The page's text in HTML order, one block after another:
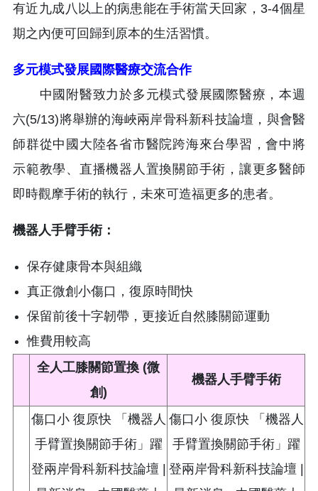
有近九成八以上的病患能在手術當天回家，3-4個星
期之內便可回歸到原本的生活習慣。
多元模式發展國際醫療交流合作
中國附醫致力於多元模式發展國際醫療，本週
六(5/13)將舉辦的海峽兩岸骨科新科技論壇，與會醫
師群從中國大陸各省市醫院跨海來台學習，會中將
示範教學、直播機器人置換關節手術，讓更多醫師
即時觀摩手術的執行，未來可造福更多的患者。
機器人手臂手術：
保存健康骨本與組織
真正微創小傷口，復原時間快
保留前後十字韌帶，更接近自然膝關節運動
惟費用較高
全人工膝關節置換 (微
創)
機器人手臂手術